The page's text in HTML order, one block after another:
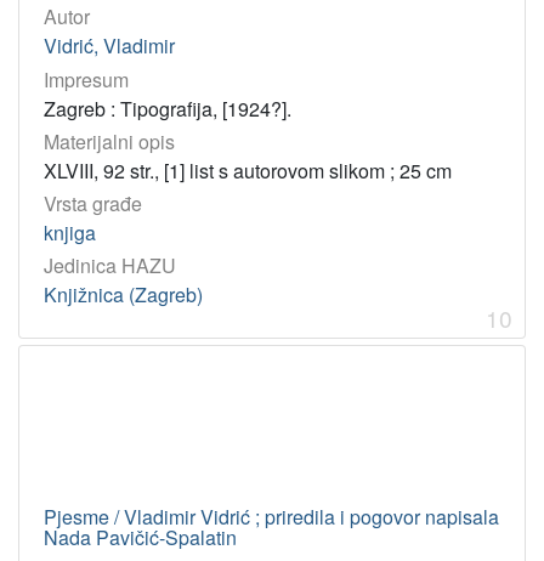
Autor
Vidrić, Vladimir
Impresum
Zagreb : Tipografija, [1924?].
Materijalni opis
XLVIII, 92 str., [1] list s autorovom slikom ; 25 cm
Vrsta građe
knjiga
Jedinica HAZU
Knjižnica (Zagreb)
10
Pjesme / Vladimir Vidrić ; priredila i pogovor napisala
Nada Pavičić-Spalatin